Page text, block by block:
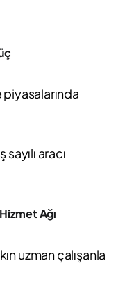
piyasalarında
aracı
Ağı
uzman çalışanla